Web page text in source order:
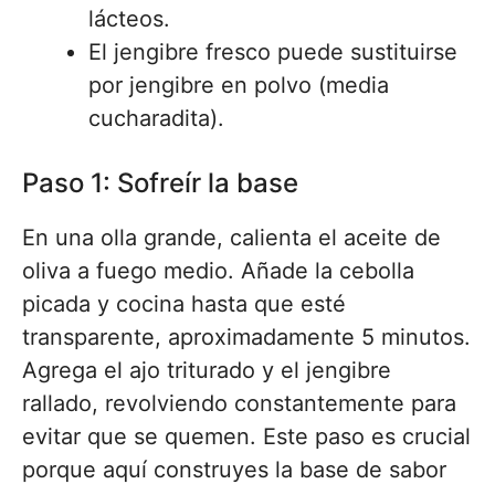
lácteos.
El jengibre fresco puede sustituirse
por jengibre en polvo (media
cucharadita).
Paso 1: Sofreír la base
En una olla grande, calienta el aceite de
oliva a fuego medio. Añade la cebolla
picada y cocina hasta que esté
transparente, aproximadamente 5 minutos.
Agrega el ajo triturado y el jengibre
rallado, revolviendo constantemente para
evitar que se quemen. Este paso es crucial
porque aquí construyes la base de sabor